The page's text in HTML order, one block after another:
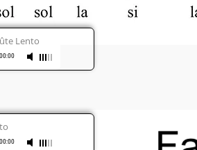
Lento
00:00
00:00